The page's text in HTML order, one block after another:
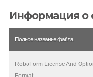
Информация о
Полное название файла
RoboForm License And
Format